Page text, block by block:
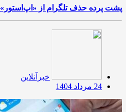
پشت پرده حذف تلگرام از «اپ‌استور»
خبرآنلاین
24 مرداد 1404